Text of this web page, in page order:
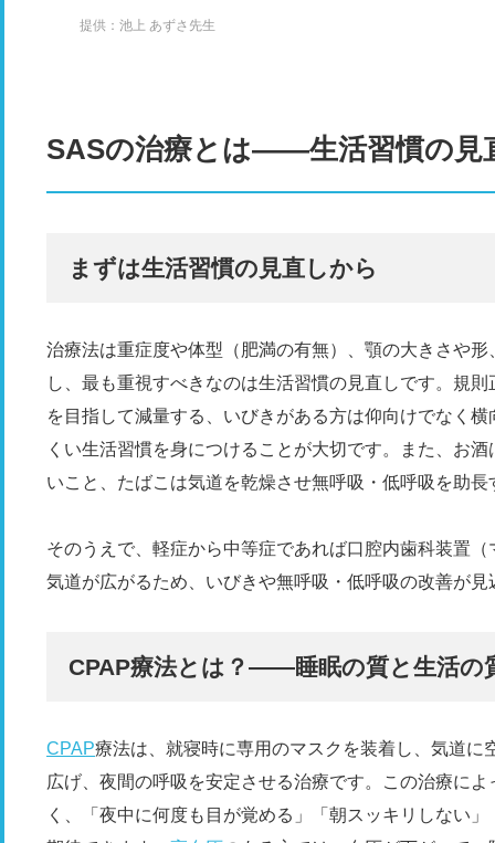
提供：池上 あずさ先生
SASの治療とは――生活習慣の見
まずは生活習慣の見直しから
治療法は重症度や体型（肥満の有無）、顎の大きさや
し、最も重視すべきなのは生活習慣の見直しです。規
を目指して減量する、いびきがある方は仰向けでなく
くい生活習慣を身につけることが大切です。また、お
いこと、たばこは気道を乾燥させ無呼吸・低呼吸を助長
そのうえで、軽症から中等症であれば口腔内歯科装置
気道が広がるため、いびきや無呼吸・低呼吸の改善が見
CPAP療法とは？――睡眠の質と生活の
CPAP療法は、就寝時に専用のマスクを装着し、気道
広げ、夜間の呼吸を安定させる治療です。この治療に
く、「夜中に何度も目が覚める」「朝スッキリしない